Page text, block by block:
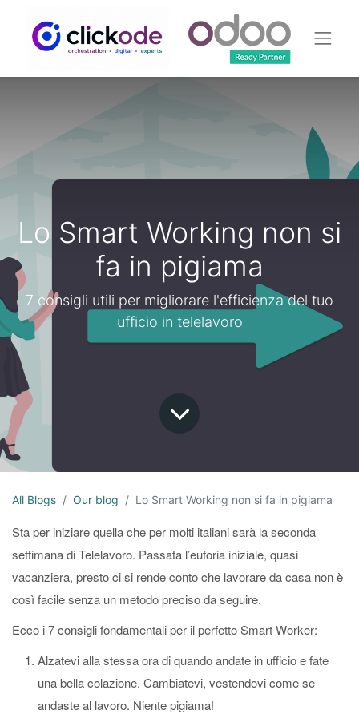
Lo Smart Working non si
fa in pigiama
7 consigli utili per migliorare l'efficienza del tuo
ufficio in telelavoro
All Blogs Our blog Lo Smart Working non si fa in pigiama
Sta per iniziare quella che per molti italiani sarà la seconda
settimana di Telelavoro. Passata l’euforia iniziale, quasi
vacanziera, presto ci si rende conto che lavorare da casa non è
così facile senza un metodo preciso da seguire.
Ecco i 7 consigli fondamentali per il perfetto Smart Worker:
Alzatevi alla stessa ora di quando andate in ufficio e fate
una bella colazione. Cambiatevi, vestendovi come se
andaste al lavoro. Niente pigiama!